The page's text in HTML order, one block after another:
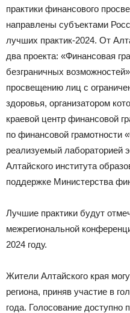
практики финансового
направлены субъектами
лучших практик-2024. От
два проекта: «Финансовая
безграничных
просвещению лиц с
здоровья, организатором
краевой центр финансовой
по финансовой грамотности
реализуемый лабораторией
Алтайского института
поддержке Министерства
Лучшие практики будут
межрегиональной
2024 году.
Жители Алтайского края
региона, приняв участие в
года. Голосование доступно